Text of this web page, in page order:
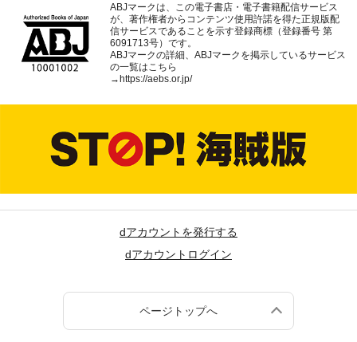
ABJマークは、この電子書店・電子書籍配信サービス
が、著作権者からコンテンツ使用許諾を得た正規版配
信サービスであることを示す登録商標（登録番号 第
6091713号）です。
ABJマークの詳細、ABJマークを掲示しているサービス
の一覧はこちら
→ https://aebs.or.jp/
dアカウントを発行する
dアカウントログイン
ページトップへ